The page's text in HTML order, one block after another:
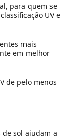
para quem se
UV e
mais
em melhor
de pelo menos
sol ajudam a